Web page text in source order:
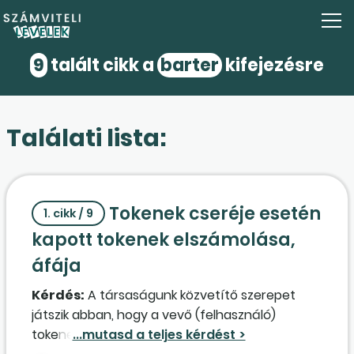
9 talált cikk a barter kifejezésre
Találati lista:
1. cikk / 9
Tokenek cseréje esetén
kapott tokenek elszámolása,
áfája
Kérdés: A társaságunk közvetítő szerepet
játszik abban, hogy a vevő (felhasználó)
tokeneket tudjon rajtunk keresztül cserélni a